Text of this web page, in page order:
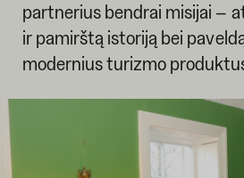
partnerius bendrai misijai –
ir pamirštą istoriją bei
modernius turizmo